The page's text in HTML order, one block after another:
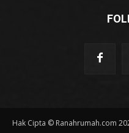
Hak Cipta © Ranahrumah.com